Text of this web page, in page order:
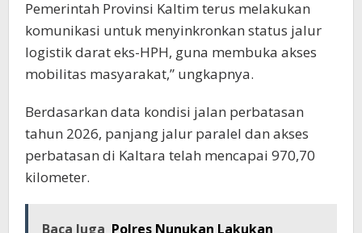
Pemerintah Provinsi Kaltim terus melakukan
komunikasi untuk menyinkronkan status jalur
logistik darat eks-HPH, guna membuka akses
mobilitas masyarakat,” ungkapnya.
Berdasarkan data kondisi jalan perbatasan
tahun 2026, panjang jalur paralel dan akses
perbatasan di Kaltara telah mencapai 970,70
kilometer.
Baca Juga Polres Nunukan Lakukan